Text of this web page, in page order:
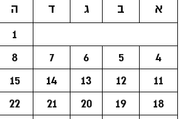
א
ב ג ד ה
1
4
5
6
7
8
11
12
13
14
15
18
19
20
21
22